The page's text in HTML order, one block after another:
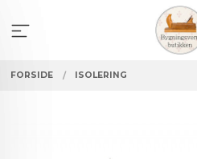
innholdet
FORSIDE ISOLERING